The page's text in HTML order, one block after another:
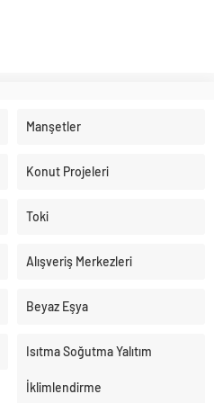
Manşetler
Konut Projeleri
Toki
Alışveriş Merkezleri
Beyaz Eşya
Isıtma Soğutma Yalıtım
İklimlendirme